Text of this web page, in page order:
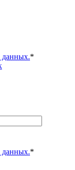
данных.*
данных.*